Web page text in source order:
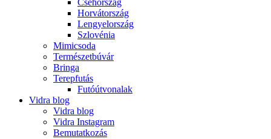
Horvátország
Lengyelország
Szlovénia
Mimicsoda
Természetbúvár
Bringa
Terepfutás
Futóútvonalak
Vidra blog
Vidra blog
Vidra Instagram
Bemutatkozás